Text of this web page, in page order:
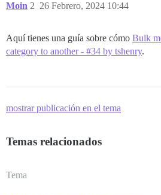
Moin 26 Febrero, 2024 10:44
2
Aquí tienes una guía sobre cómo Bulk
category to another - #34 by tshenry.
mostrar publicación en el tema
Temas relacionados
Tema